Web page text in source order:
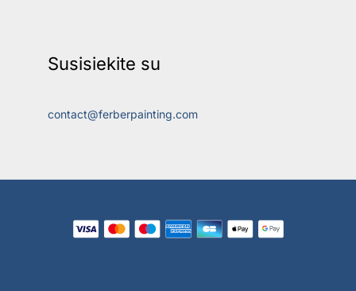
Susisiekite su
contact@ferberpainting.com